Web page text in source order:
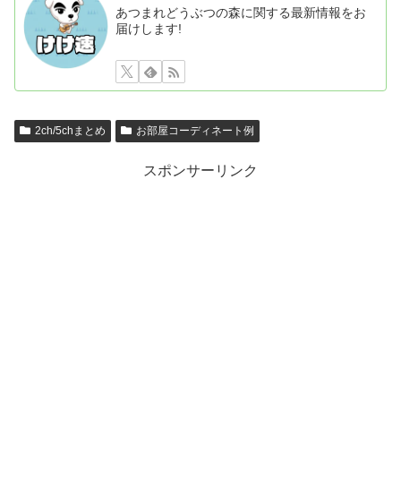
あつまれどうぶつの森に関する最新情報をお
届けします!
2ch/5chまとめ お部屋コーディネート例
スポンサーリンク